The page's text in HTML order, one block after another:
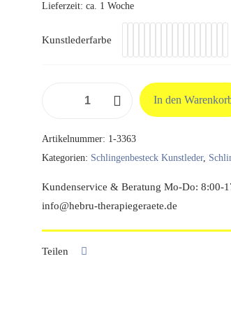
Lieferzeit: ca. 1 Woche
Kunstlederfarbe
Original
Skai
Kunstleder
In den
Artikelnummer: 1-3363
Kategorien: Schlingenbesteck Kunstleder,
Kundenservice & Beratung Mo-Do: 8:00-
info@hebru-therapiegeraete.de
Teilen